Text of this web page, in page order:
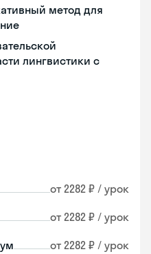
метод для
лингвистики с
от 2282 ₽ / урок
от 2282 ₽ / урок
от 2282 ₽ / урок